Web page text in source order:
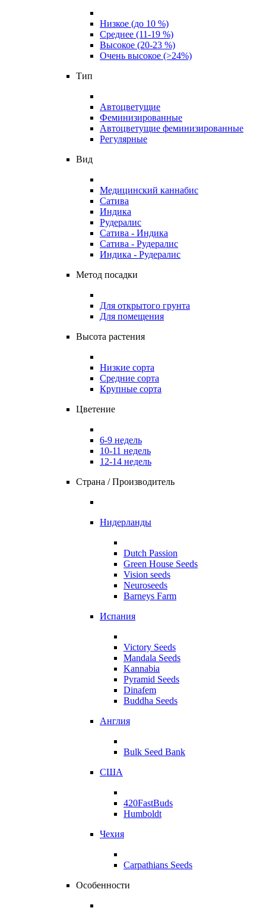
Низкое (до 10 %)
Среднее (11-19 %)
Высокое (20-23 %)
Очень высокое (>24%)
Тип
Автоцветущие
Феминизированные
Автоцветущие феминизированные
Регулярные
Вид
Медицинский каннабис
Сатива
Индика
Рудералис
Сатива - Индика
Сатива - Рудералис
Индика - Рудералис
Метод посадки
Для открытого грунта
Для помещения
Высота растения
Низкие сорта
Средние сорта
Крупные сорта
Цветение
6-9 недель
10-11 недель
12-14 недель
Страна / Производитель
Нидерланды
Dutch Passion
Green House Seeds
Vision seeds
Neuroseeds
Barneys Farm
Испания
Victory Seeds
Mandala Seeds
Kannabia
Pyramid Seeds
Dinafem
Buddha Seeds
Англия
Bulk Seed Bank
США
420FastBuds
Humboldt
Чехия
Carpathians Seeds
Особенности